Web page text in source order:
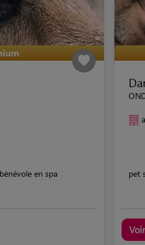
en spa pet